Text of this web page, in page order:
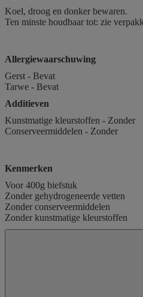
Koel, droog en donker bewaren.
Ten minste houdbaar tot: zie
Allergiewaarschuwing
Gerst - Bevat
Tarwe - Bevat
Additieven
Kunstmatige kleurstoffen - Zonder
Conserveermiddelen - Zonder
Kenmerken
Voor 400g biefstuk
Zonder gehydrogeneerde vetten
Zonder conserveermiddelen
Zonder kunstmatige kleurstoffen